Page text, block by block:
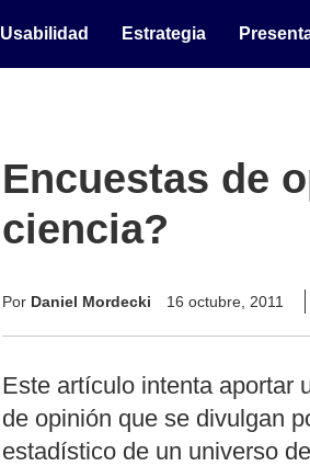
Usabilidad Estrategia
Encuestas de
ciencia?
Por Daniel Mordecki 16 octubre, 2011
Este artículo intenta aportar
de opinión que se divulgan
estadístico de un universo